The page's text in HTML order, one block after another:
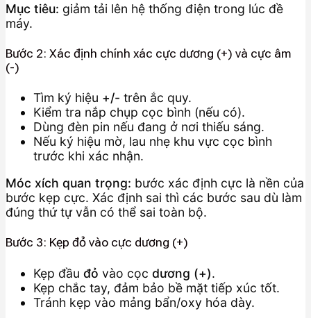
Mục tiêu: giảm tải lên hệ thống điện trong lúc đề
máy.
Bước 2: Xác định chính xác cực dương (+) và cực âm
(-)
Tìm ký hiệu +/- trên ắc quy.
Kiểm tra nắp chụp cọc bình (nếu có).
Dùng đèn pin nếu đang ở nơi thiếu sáng.
Nếu ký hiệu mờ, lau nhẹ khu vực cọc bình
trước khi xác nhận.
Móc xích quan trọng: bước xác định cực là nền của
bước kẹp cực. Xác định sai thì các bước sau dù làm
đúng thứ tự vẫn có thể sai toàn bộ.
Bước 3: Kẹp đỏ vào cực dương (+)
Kẹp đầu đỏ vào cọc dương (+).
Kẹp chắc tay, đảm bảo bề mặt tiếp xúc tốt.
Tránh kẹp vào mảng bẩn/oxy hóa dày.